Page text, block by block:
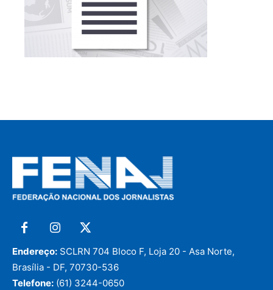
Endereço: SCLRN 704 Bloco F, Loja 20 - Asa Norte,
Brasília - DF, 70730-536
Telefone: (61) 3244-0650